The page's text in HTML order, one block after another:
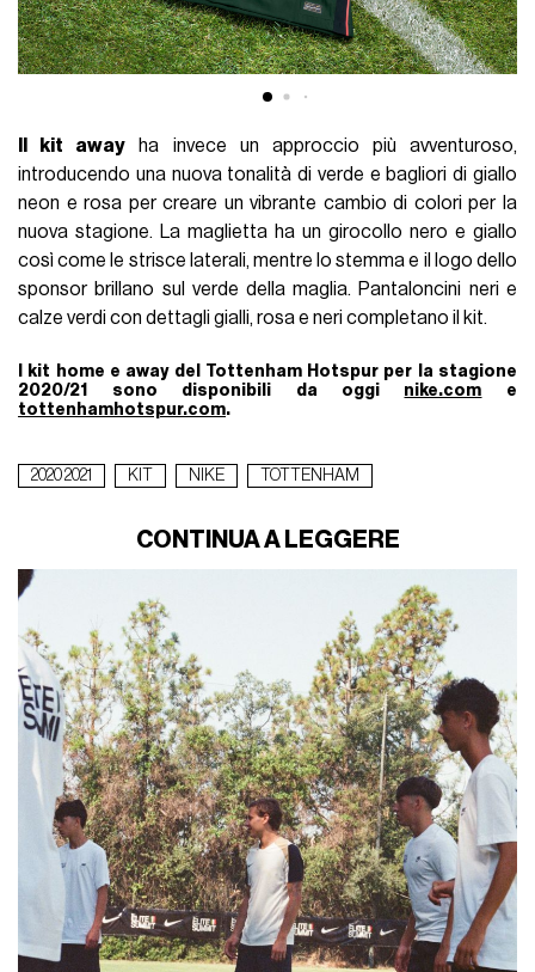
Il kit away ha invece un approccio più avventuroso,
introducendo una nuova tonalità di verde e bagliori di giallo
neon e rosa per creare un vibrante cambio di colori per la
nuova stagione. La maglietta ha un girocollo nero e giallo
così come le strisce laterali, mentre lo stemma e il logo dello
sponsor brillano sul verde della maglia. Pantaloncini neri e
calze verdi con dettagli gialli, rosa e neri completano il kit.
I kit home e away del Tottenham Hotspur per la stagione
2020/21 sono disponibili da oggi nike.com e
tottenhamhotspur.com.
2020 2021 KIT NIKE TOTTENHAM
CONTINUA A LEGGERE